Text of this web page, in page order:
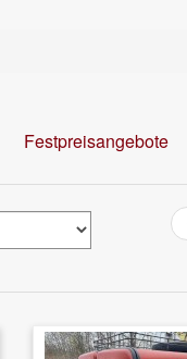
Festpreisangebote